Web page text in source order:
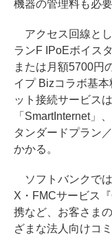
機器の管理料も必要
アクセス回線と
ランF IPoEボイス
または月額5700円
イプ Bizコラボ基
ット接続サービス
「SmartInternet」
タンダードプラン
かかる。
ソフトバンクで
X・FMCサービス
携など、お客さま
ざまな法人向けコ